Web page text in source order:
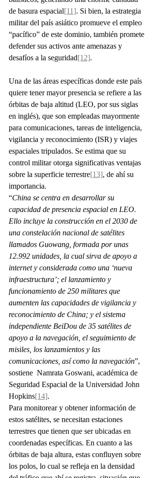
de basura espacial[11]. Si bien, la estrategia
militar del país asiático promueve el empleo
“pacífico” de este dominio, también promete
defender sus activos ante amenazas y
desafíos a la seguridad[12].
Una de las áreas específicas donde este país
quiere tener mayor presencia se refiere a las
órbitas de baja altitud (LEO, por sus siglas
en inglés), que son empleadas mayormente
para comunicaciones, tareas de inteligencia,
vigilancia y reconocimiento (ISR) y viajes
espaciales tripulados. Se estima que su
control militar otorga significativas ventajas
sobre la superficie terrestre[13], de ahí su
importancia.
“China se centra en desarrollar su
capacidad de presencia espacial en LEO.
Ello incluye la construcción en el 2030 de
una constelación nacional de satélites
llamados Guowang, formada por unas
12.992 unidades, la cual sirva de apoyo a
internet y considerada como una ‘nueva
infraestructura’; el lanzamiento y
funcionamiento de 250 militares que
aumenten las capacidades de vigilancia y
reconocimiento de China; y el sistema
independiente BeiDou de 35 satélites de
apoyo a la navegación, el seguimiento de
misiles, los lanzamientos y las
comunicaciones, así como la navegación”,
sostiene  Namrata Goswani, académica de
Seguridad Espacial de la Universidad John
Hopkins[14].
Para monitorear y obtener información de
estos satélites, se necesitan estaciones
terrestres que tienen que ser ubicadas en
coordenadas específicas. En cuanto a las
órbitas de baja altura, estas confluyen sobre
los polos, lo cual se refleja en la densidad